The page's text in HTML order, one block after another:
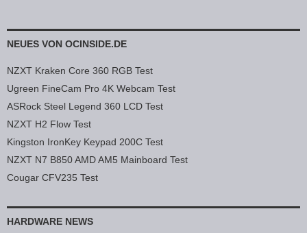
NEUES VON OCINSIDE.DE
NZXT Kraken Core 360 RGB Test
Ugreen FineCam Pro 4K Webcam Test
ASRock Steel Legend 360 LCD Test
NZXT H2 Flow Test
Kingston IronKey Keypad 200C Test
NZXT N7 B850 AMD AM5 Mainboard Test
Cougar CFV235 Test
HARDWARE NEWS